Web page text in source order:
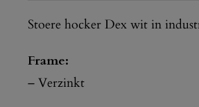
Stoere hocker Dex wit in
Frame:
– Verzinkt